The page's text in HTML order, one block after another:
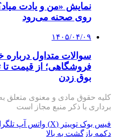
نمایش «من و یادت
روی صحنه می‌رود
۱۴۰۵/۰۴/۰۹
سوالات متداول
فروشگاهی؛ از قیمت
بوق زدن
کلیه حقوق مادی و معنوی متعلق
برداری با ذکر منبع مجاز است
فیس بوک توییتر (X) واتس آپ
دکمه بازگشت به بالا